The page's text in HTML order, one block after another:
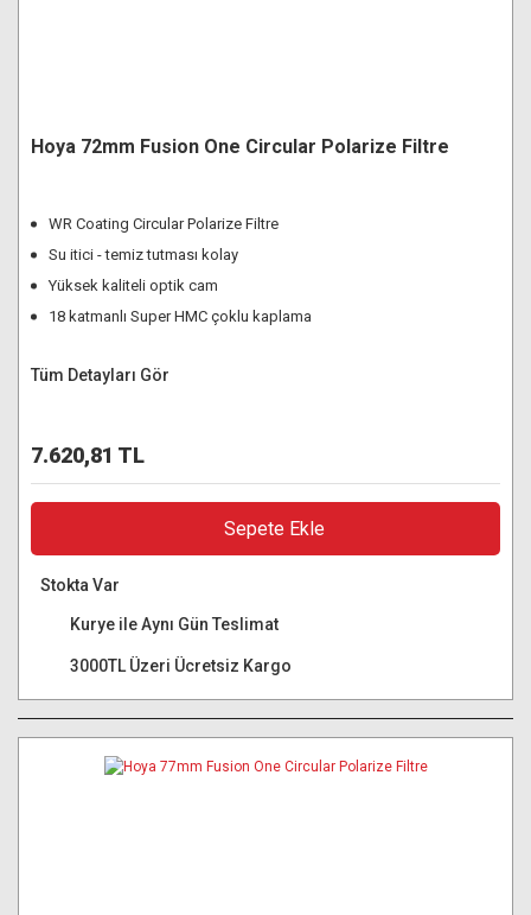
Hoya 72mm Fusion One Circular Polarize Filtre
WR Coating Circular Polarize Filtre
Su itici - temiz tutması kolay
Yüksek kaliteli optik cam
18 katmanlı Super HMC çoklu kaplama
Tüm Detayları Gör
7.620,81 TL
Sepete Ekle
Stokta Var
Kurye ile Aynı Gün Teslimat
3000TL Üzeri Ücretsiz Kargo